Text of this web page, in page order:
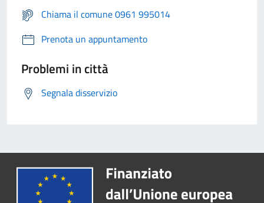
Chiama il comune 0961 995014
Prenota un appuntamento
Problemi in città
Segnala disservizio